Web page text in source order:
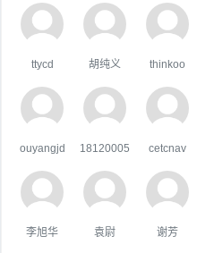
ttycd 胡纯义 thinkoo
ouyangjd 18120005 cetcnav
李旭华 袁尉 谢芳